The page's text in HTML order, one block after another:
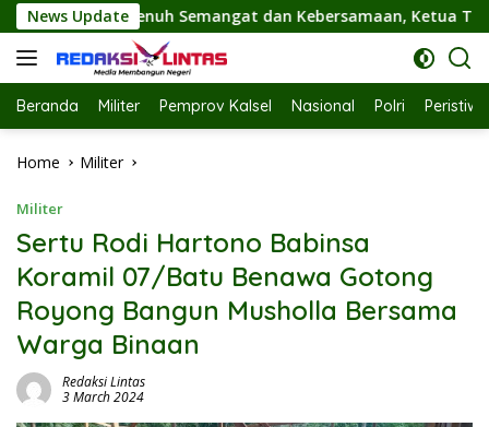
Skip
to
content
News Update
dan Kebersamaan, Ketua TP PKK Hj. Fathul Jannah Hadiri
Beranda Militer Pemprov Kalsel Nasional Polri
Home Militer
Militer
Sertu Rodi Hartono Babinsa
Koramil 07/Batu Benawa Gotong
Royong Bangun Musholla Bersama
Warga Binaan
Redaksi Lintas
3 March 2024